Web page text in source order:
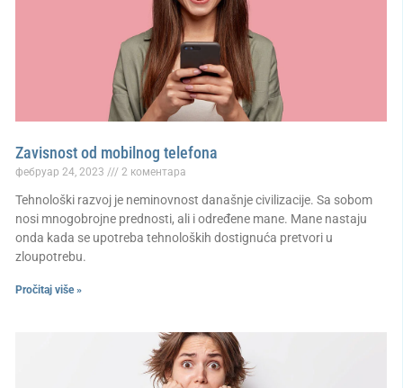
Zavisnost od mobilnog telefona
фебруар 24, 2023 2 коментара
Tehnološki razvoj je neminovnost današnje civilizacije. Sa sobom
nosi mnogobrojne prednosti, ali i određene mane. Mane nastaju
onda kada se upotreba tehnoloških dostignuća pretvori u
zloupotrebu.
Pročitaj više »